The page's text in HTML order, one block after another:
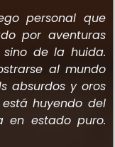
personal que
por aventuras
de la huida.
al mundo
absurdos y oros
huyendo del
en estado puro.